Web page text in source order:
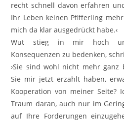
recht schnell davon erfahren
Ihr Leben keinen Pfifferling
mich da klar ausgedrückt habe.‹
Wut stieg in mir hoch
Konsequenzen zu bedenken,
›Sie sind wohl nicht mehr ganz
Sie mir jetzt erzählt haben,
Kooperation von meiner Seite?
Traum daran, auch nur im
auf Ihre Forderungen